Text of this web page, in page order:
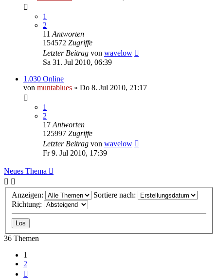
1
2
11 Antworten
154572 Zugriffe
Letzter Beitrag von wavelow
Sa 31. Jul 2010, 06:39
1.030 Online
von muntablues » Do 8. Jul 2010, 21:17
1
2
17 Antworten
125997 Zugriffe
Letzter Beitrag von wavelow
Fr 9. Jul 2010, 17:39
Neues Thema
Anzeigen:
Sortiere nach:
Richtung:
36 Themen
1
2